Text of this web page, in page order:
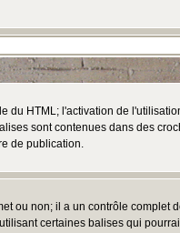
du HTML; l'activation de
sont contenues dans des
de publication.
ou non; il a un contrôle complet
certaines balises qui